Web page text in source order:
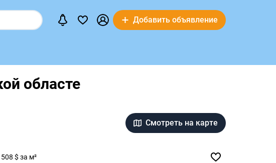
Добавить объявление
областе
Смотреть на карте
508 $ за м²